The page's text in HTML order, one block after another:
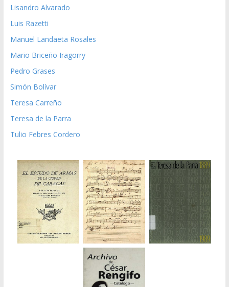
Lisandro Alvarado
Luis Razetti
Manuel Landaeta Rosales
Mario Briceño Iragorry
Pedro Grases
Simón Bolívar
Teresa Carreño
Teresa de la Parra
Tulio Febres Cordero